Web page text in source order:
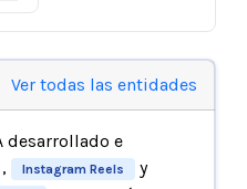
Ver todas las entidades
desarrollado e
, Instagram Reels y